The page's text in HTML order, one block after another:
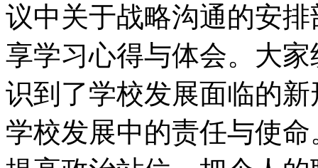
议中关于战略沟通的安
享学习心得与体会。大
识到了学校发展面临的
学校发展中的责任与使